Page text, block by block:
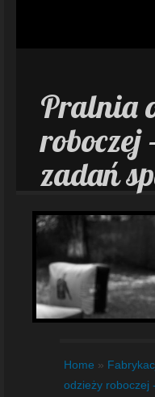
Pralnia
zadań
Home »
odzieży roboczej